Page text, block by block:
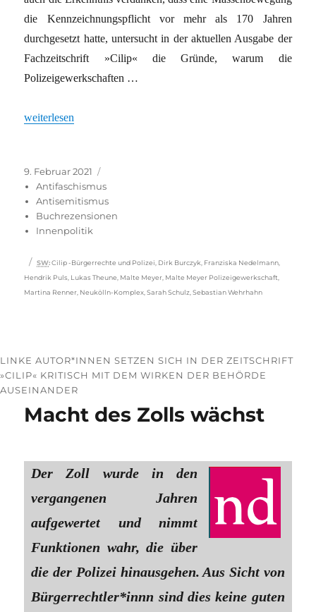
die Kennzeichnungspflicht vor mehr als 170 Jahren
durchgesetzt hatte, untersucht in der aktuellen Ausgabe der
Fachzeitschrift »Cilip« die Gründe, warum die
Polizeigewerkschaften …
„Wie rechts sind die Sicherheitsbehörden?“
weiterlesen
Veröffentlicht
am
9. Februar 2021
Antifaschismus
Antisemitismus
Buchrezensionen
Innenpolitik
Schlagwörter
SW: Cilip -Bürgerrechte und Polizei Dirk Burczyk Franziska Nedelmann
Hendrik Puls Lukas Theune Malte Meyer Malte Meyer Polizeigewerkschaft
Martina Renner Neukölln-Komplex ,Sarah Schulz ,Sebastian Wehrhahn
LINKE AUTOR*INNEN SETZEN SICH IN DER ZEITSCHRIFT
»CILIP« KRITISCH MIT DEM WIRKEN DER BEHÖRDE
AUSEINANDER
Macht des Zolls wächst
Der Zoll wurde in den
vergangenen Jahren
aufgewertet und nimmt
Funktionen wahr, die über
die der Polizei hinausgehen. Aus Sicht von
Bürgerrechtler*innn sind dies keine guten